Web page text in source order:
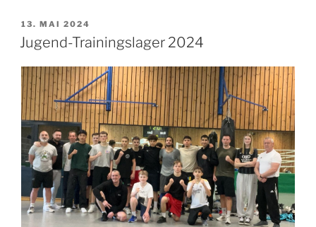
VERÖFFENTLICHT
AM
13. MAI 2024
Jugend-Trainingslager 2024